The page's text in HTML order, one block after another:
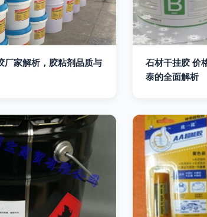
厂家解析，胶粘剂品质与
石材干挂胶 价
泰的全面解析